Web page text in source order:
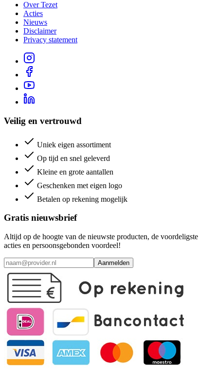
Over Tezet
Acties
Nieuws
Disclaimer
Privacy statement
Veilig en vertrouwd
Uniek eigen assortiment
Op tijd en snel geleverd
Kleine en grote aantallen
Geschenken met eigen logo
Betalen op rekening mogelijk
Gratis nieuwsbrief
Altijd op de hoogte van de nieuwste producten, de voordeligste
acties en persoonsgebonden voordeel!
Aanmelden